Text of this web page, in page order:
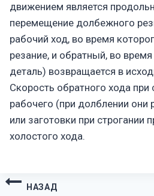
движением является
перемещение долбежного
рабочий ход, во время
резание, и обратный, во
деталь) возвращается в
Скорость обратного хода
рабочего (при долблении они
или заготовки при строгании
холостого хода.
Навигация
НАЗАД